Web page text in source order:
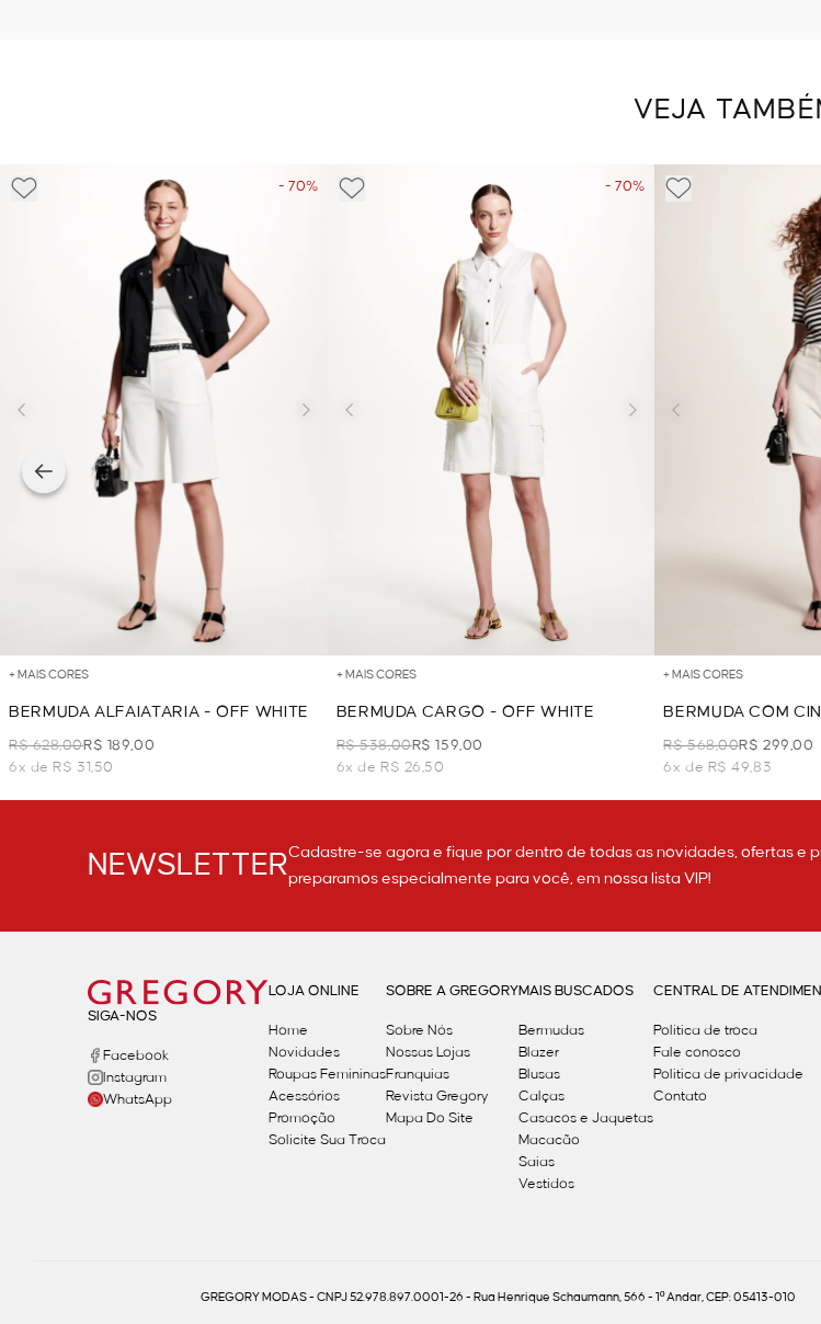
VEJA
- 70%
+ MAIS CORES
BERMUDA ALFAIATARIA - OFF WHITE
R$ 628,00R$ 189,00
6x de R$ 31,50
- 70%
+ MAIS CORES
BERMUDA CARGO - OFF WHITE
R$ 538,00R$ 159,00
6x de R$ 26,50
+ MAIS CORES
BERMUDA COM
R$ 568,00R$ 299,00
6x de R$ 49,83
NEWSLETTERCadastre-se agora e fique por dentro de todas as novidades, ofertas e
preparamos especialmente para você, em nossa lista VIP!
SIGA-NOS
Facebook
Instagram
WhatsApp
LOJA ONLINE
Home
Novidades
Roupas Femininas
Acessórios
Promoção
Solicite Sua Troca
SOBRE A GREGORY
Sobre Nós
Nossas Lojas
Franquias
Revista Gregory
Mapa Do Site
MAIS BUSCADOS
Bermudas
Blazer
Blusas
Calças
Casacos e Jaquetas
Macacão
Saias
Vestidos
CENTRAL DE
Política de troca
Fale conosco
Politica de privacidade
Contato
GREGORY MODAS - CNPJ 52.978.897.0001-26 - Rua Henrique Schaumann, 566 - 1º Andar, CEP: 05413-010